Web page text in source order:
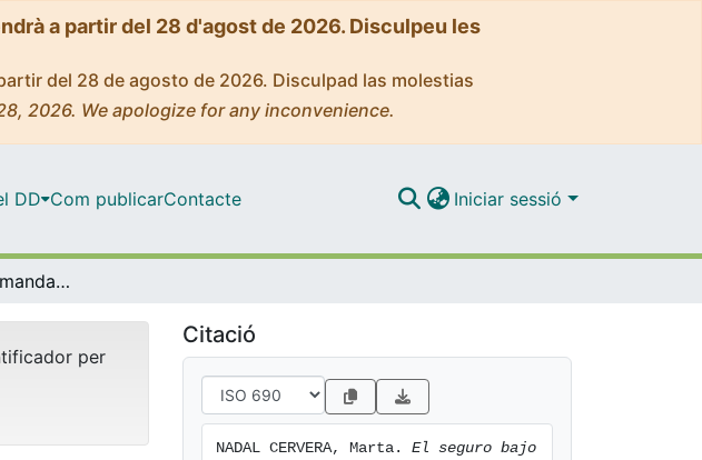
a partir del 28 d'agost de 2026. Disculpeu les
del 28 de agosto de 2026. Disculpad las molestias
2026. We apologize for any inconvenience.
DD Com publicarContacte Iniciar sessió
El seguro bajo demanda (digitalización + nuevos hábitos de consumo = soluciones disruptivas)
per
Citació
NADAL CERVERA, Marta. El seguro bajo